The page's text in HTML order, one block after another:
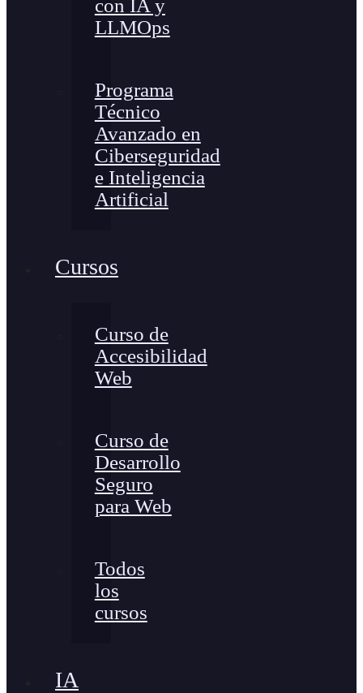
con IA y
LLMOps
Programa
Técnico
Avanzado en
Ciberseguridad
e Inteligencia
Artificial
Cursos
Curso de
Accesibilidad
Web
Curso de
Desarrollo
Seguro
para Web
Todos
los
cursos
IA